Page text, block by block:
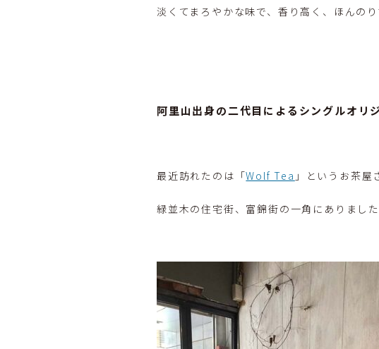
淡くてまろやかな味で、香り高く、ほんの
阿里山出身の二代目によるシングルオ
最近訪れたのは「Wolf Tea 」というお茶屋
緑並木の住宅街、富錦街の一角にありまし